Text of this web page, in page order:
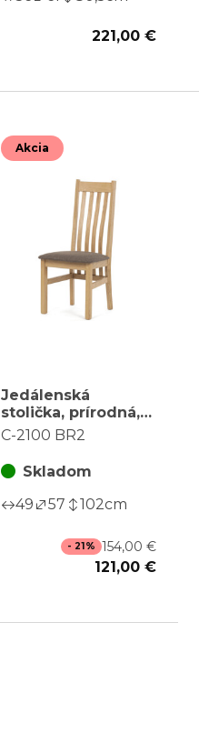
221,00 €
Akcia
Jedálenská
stolička, prírodná,
masív, C-2100 BR2
C-2100 BR2
Skladom
49
57 102cm
- 21% 154,00 €
121,00 €